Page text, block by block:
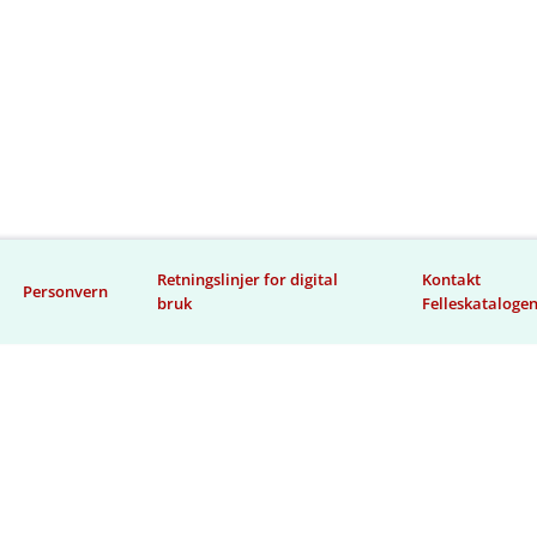
Personvern
Retningslinjer for digital
bruk
Kontakt
Felleskatalogen